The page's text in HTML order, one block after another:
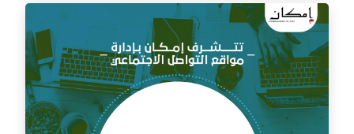
إدارة السوشيال ميديا لمقهى ميكو كافيه